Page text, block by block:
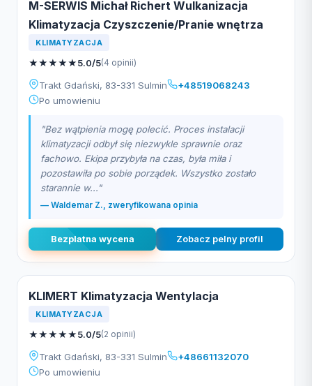
M-SERWIS Michał Richert Wulkanizacja
Klimatyzacja Czyszczenie/Pranie wnętrza
KLIMATYZACJA
★★★★★5.0/5(4 opinii)
Trakt Gdański, 83-331 Sulmin
+48519068243
Po umowieniu
"Bez wątpienia mogę polecić. Proces instalacji
klimatyzacji odbył się niezwykle sprawnie oraz
fachowo. Ekipa przybyła na czas, była miła i
pozostawiła po sobie porządek. Wszystko zostało
starannie w..."
— Waldemar Z., zweryfikowana opinia
Bezplatna wycena Zobacz pelny profil
KLIMERT Klimatyzacja Wentylacja
KLIMATYZACJA
★★★★★5.0/5(2 opinii)
Trakt Gdański, 83-331 Sulmin
+48661132070
Po umowieniu